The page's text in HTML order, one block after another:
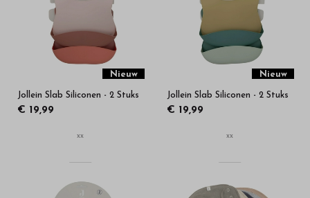
onze
webshopNieuw
Jollein Slab Siliconen - 2 Stuks
€ 19,99
xx
Nieuw
Jollein Slab Siliconen - 2 Stuks
€ 19,99
xx